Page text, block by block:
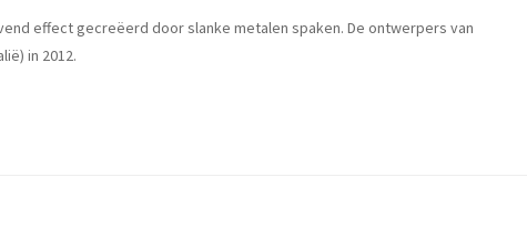
effect gecreëerd door slanke metalen spaken. De ontwerpers van
in 2012.